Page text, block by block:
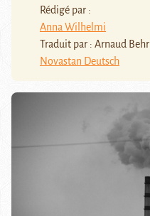
Rédigé par :
Anna Wilhelmi
Traduit par : Arnaud Behr
Novastan Deutsch